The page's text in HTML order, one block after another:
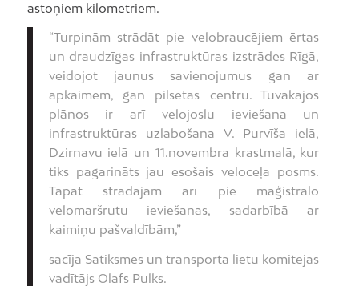
astoņiem kilometriem.
“Turpinām strādāt pie velobraucējiem ērtas
un draudzīgas infrastruktūras izstrādes Rīgā,
veidojot jaunus savienojumus gan ar
apkaimēm, gan pilsētas centru. Tuvākajos
plānos ir arī velojoslu ieviešana un
infrastruktūras uzlabošana V. Purvīša ielā,
Dzirnavu ielā un 11.novembra krastmalā, kur
tiks pagarināts jau esošais veloceļa posms.
Tāpat strādājam arī pie maģistrālo
velomaršrutu ieviešanas, sadarbībā ar
kaimiņu pašvaldībām,”
sacīja Satiksmes un transporta lietu komitejas
vadītājs Olafs Pulks.